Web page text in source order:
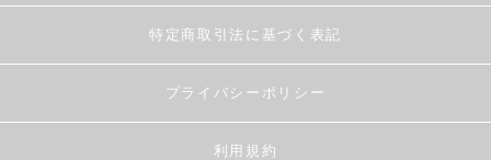
特定商取引法に基づく表記
プライバシーポリシー
利用規約